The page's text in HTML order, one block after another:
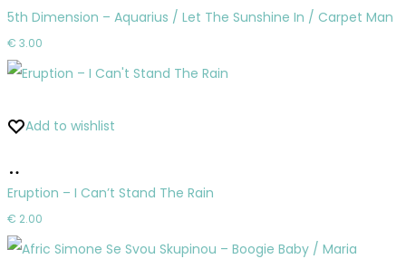
do
košíka
5th Dimension – Aquarius / Let The Sunshine In / Carpet Man
€ 3.00
Add to wishlist
do
košíka
Eruption – I Can’t Stand The Rain
€ 2.00